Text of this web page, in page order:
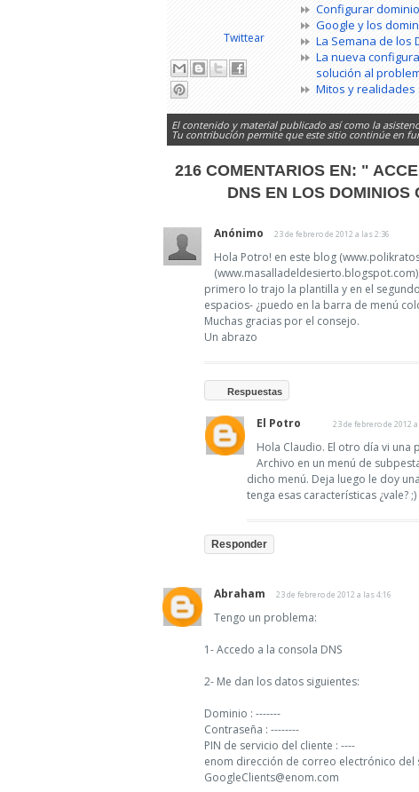
Configurar
Google y los
La Semana de los
La nueva
solución al
Mitos y
Twittear
El contenido y material publicado así como la
Tu contribución permite que este sitio continúe en
216 COMENTARIOS EN: "
DNS EN LOS
Anónimo 23 de febrero de 2012 a las 2:36
Hola Potro! en este blog
primero lo trajo la plantilla y en el
espacios- ¿puedo en la barra de menú
Muchas gracias por el consejo.
Un abrazo
Respuestas
El Potro 23 de febrero de 2012
Hola Claudio. El otro día vi una
Archivo en un menú de
dicho menú. Deja luego le doy
tenga esas características ¿vale? ;)
Responder
Abraham 23 de febrero de 2012 a las 4:16
Tengo un problema:
1- Accedo a la consola DNS
2- Me dan los datos siguientes:
Dominio : -------
Contraseña : --------
PIN de servicio del cliente : ----
enom dirección de correo electrónico del
GoogleClients@enom.com